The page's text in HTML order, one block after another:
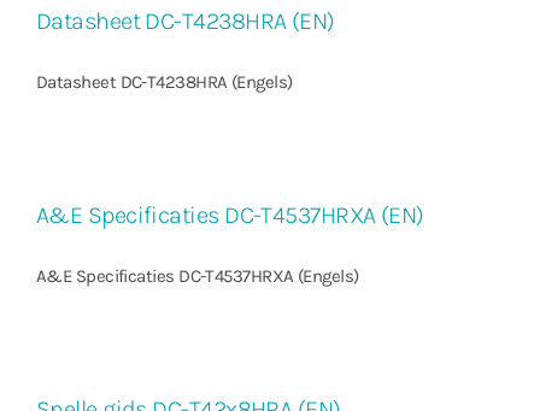
Datasheet DC-T4238HRA (EN)
Datasheet DC-T4238HRA (Engels)
A&E Specificaties DC-T4537HRXA (EN)
A&E Specificaties DC-T4537HRXA (Engels)